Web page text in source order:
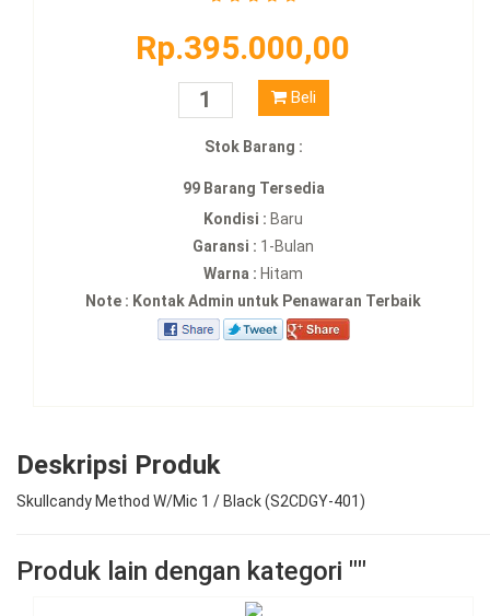
Rp.395.000,00
Beli
Stok Barang :
99 Barang Tersedia
Kondisi : Baru
Garansi : 1-Bulan
Warna : Hitam
Note : Kontak Admin untuk Penawaran Terbaik
Deskripsi Produk
Skullcandy Method W/Mic 1 / Black (S2CDGY-401)
Produk lain dengan kategori ""